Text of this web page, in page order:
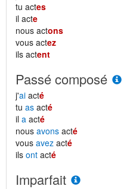
tu actes
il acte
nous actons
vous actez
ils actent
Passé composé
j'ai acté
tu as acté
il a acté
nous avons acté
vous avez acté
ils ont acté
Imparfait